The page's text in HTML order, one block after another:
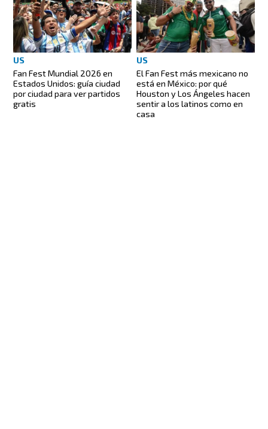
US
Fan Fest Mundial 2026 en
Estados Unidos: guía ciudad
por ciudad para ver partidos
gratis
US
El Fan Fest más mexicano no
está en México: por qué
Houston y Los Ángeles hacen
sentir a los latinos como en
casa